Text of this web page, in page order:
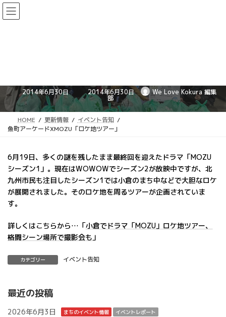
コ
ン
ッ
ナ
ビ
移
2014年6月30日 最
終
更
日
時
:
2014年6月30日 We Love Kokura 編集
部
HOME 更新情報
イベント告知
魚町アーケードXMOZU「ロケ地ツアー」
6月19日、多くの謎を残したまま最終回を迎えたドラマ「MOZU
シーズン1」。現在はWOWOWでシーズン2が放映中ですが、北
九州市民も注目したシーズン1では小倉のまち中などで大胆なロケ
が展開されました。そのロケ地を周るツアーが企画されていま
す。
詳しくはこちらから…「小倉でドラマ「MOZU」ロケ地ツアー、
格闘シーン場所で撮影会も 」
カテゴリー イベント告知
最近の投稿
2026年6月3日 まちのイベント情報 イベントレポート